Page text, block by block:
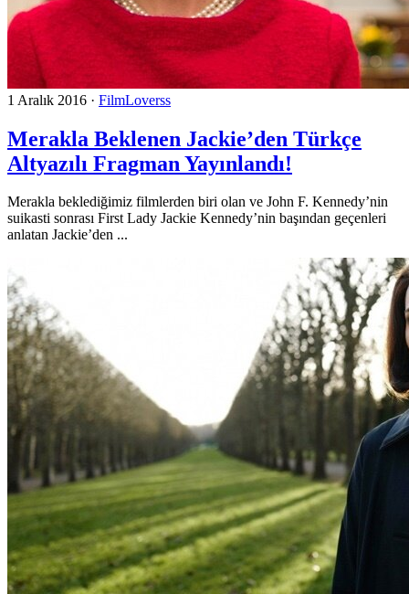
1 Aralık 2016 · FilmLoverss
Merakla Beklenen Jackie’den Türkçe
Altyazılı Fragman Yayınlandı!
Merakla beklediğimiz filmlerden biri olan ve John F. Kennedy’nin
suikasti sonrası First Lady Jackie Kennedy’nin başından geçenleri
anlatan Jackie’den ...